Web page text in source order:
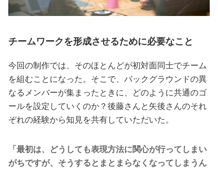
チームワークを形成させるために必要なこと
今回の制作では、そのほとんどが初対面同士でチーム
を組むことになった。そこで、バックグラウンドの異
なるメンバーが集まったときに、どのように共通のゴ
ールを設定していくのか？後藤さんと矢後さんのそれ
ぞれの経験から知見を共有していただいた。
「最初は、どうしても表現方法に関心が行ってしまい
がちですが、そうするとまとまらなくなってしまうん